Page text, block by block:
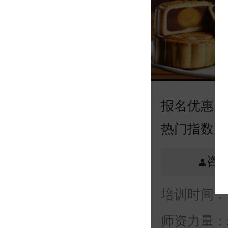
报名优惠：
热门指数：
咨
培训时间：
师资力量：